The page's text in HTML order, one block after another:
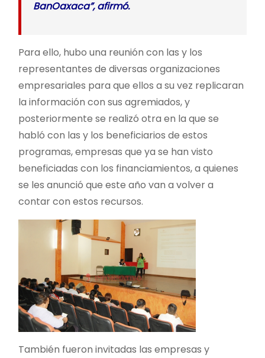
BanOaxaca”, afirmó.
Para ello, hubo una reunión con las y los
representantes de diversas organizaciones
empresariales para que ellos a su vez replicaran
la información con sus agremiados, y
posteriormente se realizó otra en la que se
habló con las y los beneficiarios de estos
programas, empresas que ya se han visto
beneficiadas con los financiamientos, a quienes
se les anunció que este año van a volver a
contar con estos recursos.
También fueron invitadas las empresas y